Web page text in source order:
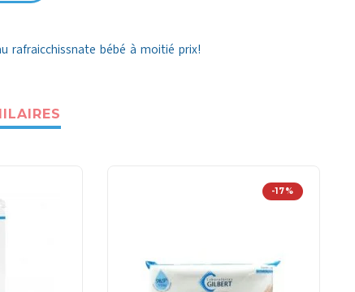
rafraicchissnate bébé à moitié prix!
-17%